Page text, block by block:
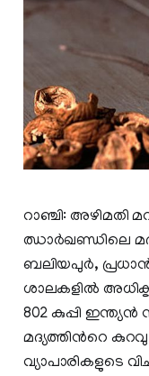
റാഞ്ചി: അഴിമതി
ഝാർഖണ്ഡിലെ
ബലിയപുർ,
ശാലകളിൽ
802 കുപ്പി ഇന്ത്യൻ
മദ്യത്തിന്‍റെ
വ്യാപാരികളുടെ